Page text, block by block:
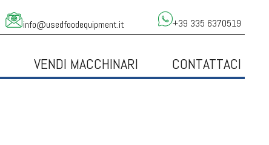
info@usedfoodequipment.it +39 335 6370519
VENDI MACCHINARI CONTATTACI